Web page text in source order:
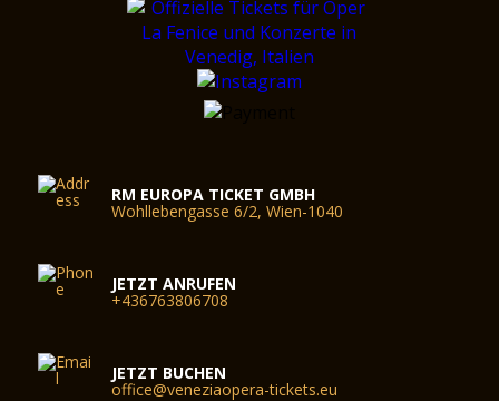
RM EUROPA TICKET GMBH
Wohllebengasse 6/2, Wien-1040
JETZT ANRUFEN
+436763806708
JETZT BUCHEN
office@veneziaopera-tickets.eu